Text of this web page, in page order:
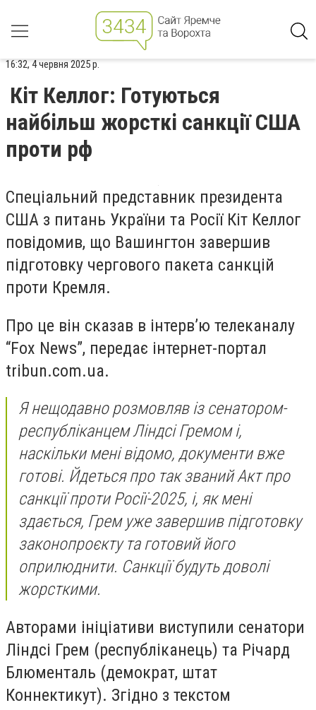
16:32, 4 червня 2025 р.
Кіт Келлог: Готуються
найбільш жорсткі санкції США
проти рф
Спеціальний представник президента
США з питань України та Росії Кіт Келлог
повідомив, що Вашингтон завершив
підготовку чергового пакета санкцій
проти Кремля.
Про це він сказав в інтерв’ю телеканалу
“Fox News”, передає інтернет-портал
tribun.com.ua.
Я нещодавно розмовляв із сенатором-
республіканцем Ліндсі Гремом і,
наскільки мені відомо, документи вже
готові. Йдеться про так званий Акт про
санкції проти Росії-2025, і, як мені
здається, Грем уже завершив підготовку
законопроєкту та готовий його
оприлюднити. Санкції будуть доволі
жорсткими.
Авторами ініціативи виступили сенатори
Ліндсі Грем (республіканець) та Річард
Блюменталь (демократ, штат
Коннектикут). Згідно з текстом